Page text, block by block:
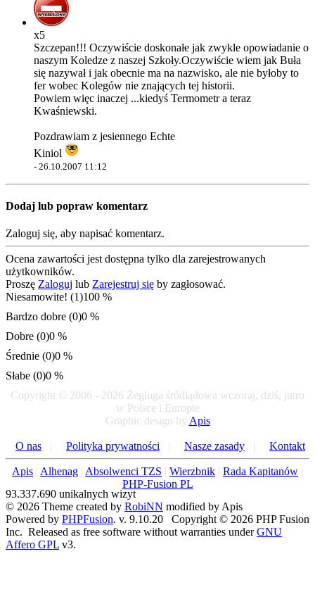
x5
Szczepan!!! Oczywiście doskonałe jak zwykle opowiadanie o
naszym Koledze z naszej Szkoły.Oczywiście wiem jak Buła
się nazywał i jak obecnie ma na nazwisko, ale nie byłoby to
fer wobec Kolegów nie znających tej historii.
Powiem więc inaczej ...kiedyś Termometr a teraz
Kwaśniewski.
Pozdrawiam z jesiennego Echte
Kiniol
- 26.10.2007 11:12
Dodaj lub popraw komentarz
Zaloguj się, aby napisać komentarz.
Ocena zawartości jest dostępna tylko dla zarejestrowanych
użytkowników.
Proszę Zaloguj lub Zarejestruj się by zagłosować.
Niesamowite! (1)100 %
Bardzo dobre (0)0 %
Dobre (0)0 %
Średnie (0)0 %
Słabe (0)0 %
Copyright © 2006 - 2026 Żegluga śródlądowa wczoraj, dziś, jutro
w Polsce i Europie
Graphic design by Apis
O nas Polityka prywatności Nasze zasady Kontakt
Apis Alhenag Absolwenci TZS Wierzbnik Rada Kapitanów
PHP-Fusion PL
93.337.690 unikalnych wizyt
© 2026 Theme created by RobiNN modified by Apis
Powered by PHPFusion. v. 9.10.20 Copyright © 2026 PHP Fusion
Inc. Released as free software without warranties underGNU
Affero GPL v3.